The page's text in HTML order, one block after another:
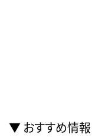
おすすめ情報